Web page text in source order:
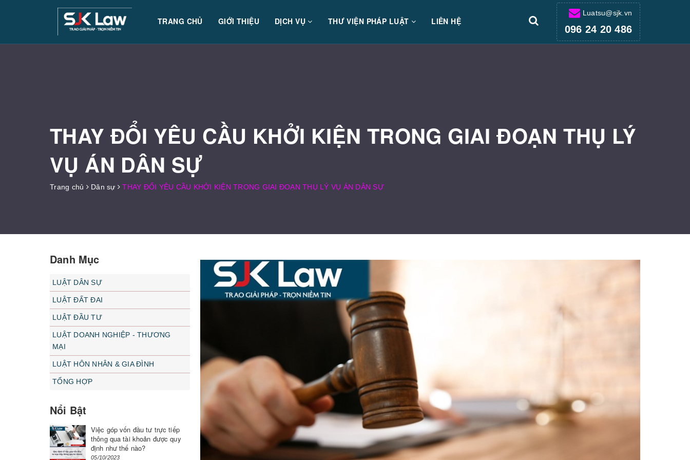
TRANG CHỦ GIỚI THIỆU DỊCH VỤ THƯ VIỆN PHÁP LUẬT LIÊN HỆ
Luatsu@sjk.vn
096 24 20 486
THAY ĐỔI YÊU CẦU KHỞI KIỆN TRONG GIAI ĐOẠN THỤ LÝ
VỤ ÁN DÂN SỰ
Trang chủ Dân sự THAY ĐỔI YÊU CẦU KHỞI KIỆN TRONG GIAI ĐOẠN THỤ LÝ VỤ ÁN DÂN SỰ
Danh Mục
LUẬT DÂN SỰ
LUẬT ĐẤT ĐAI
LUẬT ĐẦU TƯ
LUẬT DOANH NGHIỆP - THƯƠNG
MẠI
LUẬT HÔN NHÂN & GIA ĐÌNH
TỔNG HỢP
Nổi Bật
Việc góp vốn đầu tư trực tiếp
thông qua tài khoản được quy
định như thế nào?
05/10/2023